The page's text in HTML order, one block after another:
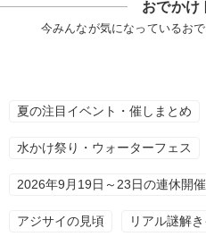
おでかけ
今みんなが気になっているお
夏の注目イベント・催しまとめ
水かけ祭り・ウォーターフェス
2026年9月19日～23日の連休開
アジサイの見頃 リアル謎解